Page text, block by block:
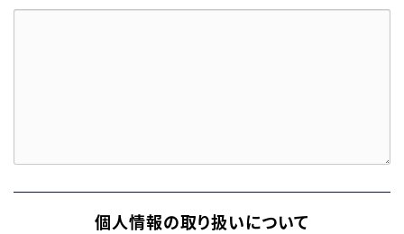
個人情報の取り扱いについて